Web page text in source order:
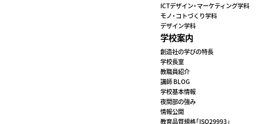
ICTデザイン・マーケティング学科
モノ・コトづくり学科
デザイン学科
学校案内
創造社の学びの特長
学校長室
教職員紹介
講師 BLOG
学校基本情報
夜間部の強み
情報公開
教育品質規格「ISO29993」